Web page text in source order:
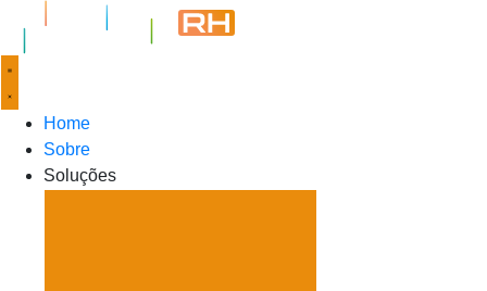
Home
Sobre
Soluções